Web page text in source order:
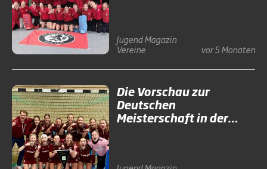
JugendMagazin
Vereine
vor 5 Monaten
Die Vorschau zur
Deutschen
Meisterschaft in der